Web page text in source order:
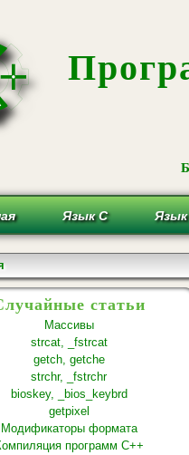
Язык С Язык
статьи
Массивы
strcat, _fstrcat
getch, getche
strchr, _fstrchr
bioskey, _bios_keybrd
getpixel
Модификаторы формата
программ С++